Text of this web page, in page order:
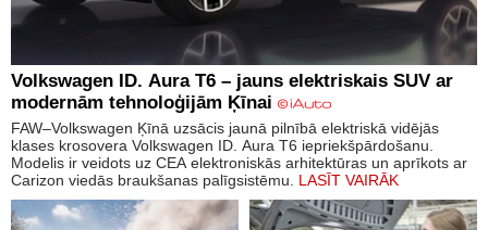
Volkswagen ID. Aura T6 – jauns elektriskais SUV ar
modernām tehnoloģijām Ķīnai
FAW–Volkswagen Ķīnā uzsācis jaunā pilnībā elektriskā vidējās
klases krosovera Volkswagen ID. Aura T6 iepriekšpārdošanu.
Modelis ir veidots uz CEA elektroniskās arhitektūras un aprīkots ar
Carizon viedās braukšanas palīgsistēmu. LASĪT VAIRĀK